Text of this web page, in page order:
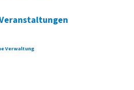
Verwaltung